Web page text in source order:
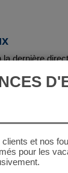
dernière
améliorer la
et nos
pour les